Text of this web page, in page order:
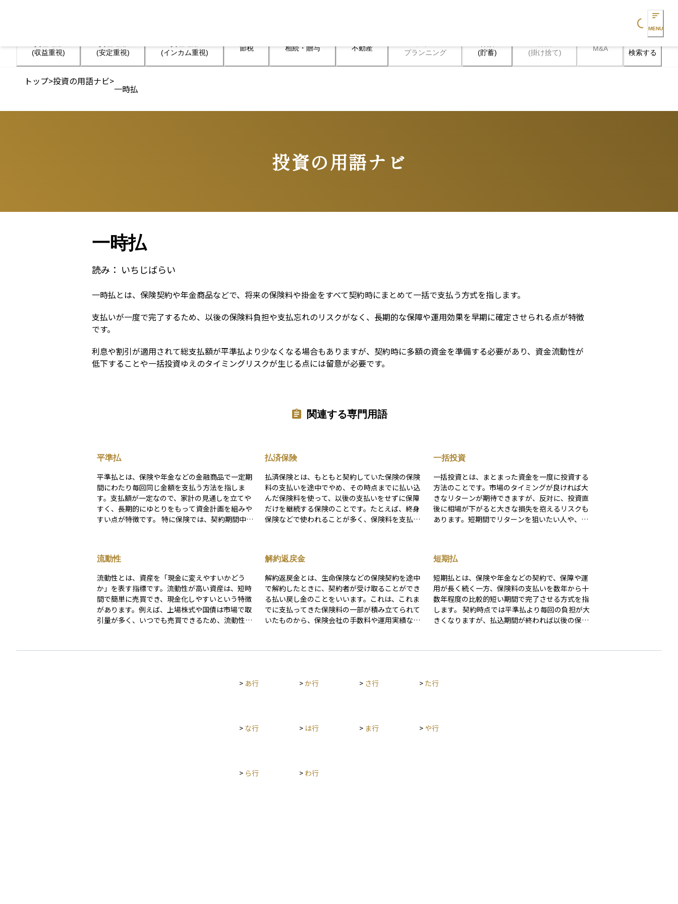
Loading...
MENU
(収益重視)
(安定重視)
(インカム重視)
節税 相続・贈与 不動産
プランニング
(貯蓄)
(掛け捨て)
M&A 検索する
トップ>投資の用語ナビ>
一時払
投資の用語ナビ
Terms
一時払
読み： いちじばらい
一時払とは、保険契約や年金商品などで、将来の保険料や掛金をすべて契約時にまとめて一括で支払う方式を指します。
支払いが一度で完了するため、以後の保険料負担や支払忘れのリスクがなく、長期的な保障や運用効果を早期に確定させられる点が特徴
です。
利息や割引が適用されて総支払額が平準払より少なくなる場合もありますが、契約時に多額の資金を準備する必要があり、資金流動性が
低下することや一括投資ゆえのタイミングリスクが生じる点には留意が必要です。
関連する専門用語
平準払
平準払とは、保険や年金などの金融商品で一定期
間にわたり毎回同じ金額を支払う方法を指しま
す。支払額が一定なので、家計の見通しを立てや
すく、長期的にゆとりをもって資金計画を組みや
すい点が特徴です。 特に保険では、契約期間中ず
確保しつつ長期の保障や資産形成を無理なく続け
られるメリットがあります。
払済保険
払済保険とは、もともと契約していた保険の保険
料の支払いを途中でやめ、その時点までに払い込
んだ保険料を使って、以後の支払いをせずに保障
だけを継続する保険のことです。たとえば、終身
保険などで使われることが多く、保険料を支払う
残すことができる点が特徴です。資産運用の観点
では、解約返戻金を有効に活用しながら保障を維
持する手段として理解しておくと役立ちます。
一括投資
一括投資とは、まとまった資金を一度に投資する
方法のことです。市場のタイミングが良ければ大
きなリターンが期待できますが、反対に、投資直
後に相場が下がると大きな損失を抱えるリスクも
あります。短期間でリターンを狙いたい人や、投
流動性
流動性とは、資産を「現金に変えやすいかどう
か」を表す指標です。流動性が高い資産は、短時
間で簡単に売買でき、現金化しやすいという特徴
があります。例えば、上場株式や国債は市場で取
引量が多く、いつでも売買できるため、流動性が
たり、取引に時間がかかったりする資産は、流動
重要です。特に初心者は、流動性が高い資産を選
解約返戻金
解約返戻金とは、生命保険などの保険契約を途中
で解約したときに、契約者が受け取ることができ
る払い戻し金のことをいいます。これは、これま
でに支払ってきた保険料の一部が積み立てられて
いたものから、保険会社の手数料や運用実績など
り、まったく戻らなかったりすることもあるた
ともあり、貯蓄性のある保険商品として活用され
大切です。
短期払
短期払とは、保険や年金などの契約で、保障や運
用が長く続く一方、保険料の支払いを数年から十
数年程度の比較的短い期間で完了させる方式を指
します。 契約時点では平準払より毎回の負担が大
きくなりますが、払込期間が終われば以後の保険
に前倒しで支払って税金控除を利用したい人に向
減らせる点もメリットです。ただし、早期に大き
> あ行 >か行 > さ行 > た行
> な行 > は行 > ま行 > や行
> ら行 > わ行